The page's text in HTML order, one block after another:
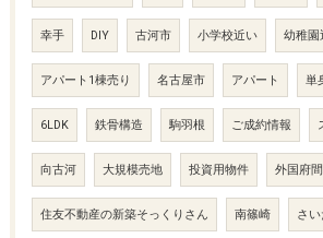
幸手 DIY 古河市 小学校近い 幼稚園
アパート1棟売り 名古屋市 アパート 単
6LDK 鉄骨構造 駒羽根 ご成約情報
向古河 大規模売地 投資用物件 外国府間
住友不動産の新築そっくりさん 南篠崎 さ